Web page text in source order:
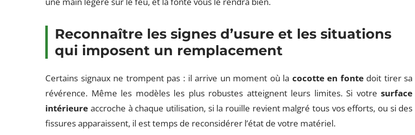
Reconnaître les signes d’usure et les situations
qui imposent un remplacement
Certains signaux ne trompent pas : il arrive un moment où la cocotte en fontedoit tirer sa
révérence. Même les modèles les plus robustes atteignent leurs limites. Si votresurface
intérieure accroche à chaque utilisation, si la rouille revient malgré tous vos efforts, ou si des
fissures apparaissent, il est temps de reconsidérer l’état de votre matériel.